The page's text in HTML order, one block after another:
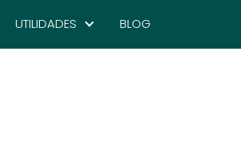
UTILIDADES BLOG